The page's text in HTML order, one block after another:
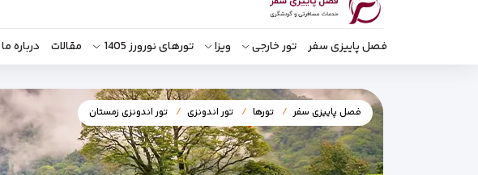
فصل پاییزی سفر تور خارجی ویزا تورهای نورورز 1405 مقالات درباره ما
فصل پاییزی سفر تورها تور اندونزی تور اندونزی زمستان